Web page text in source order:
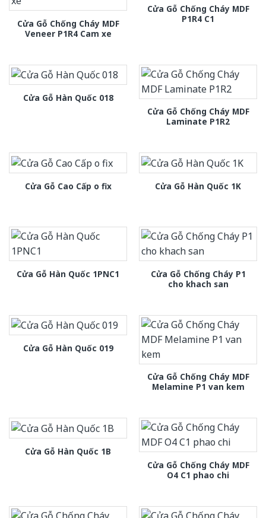
Cửa Gỗ Chống Cháy MDF
Veneer P1R4 Cam xe
Cửa Gỗ Chống Cháy MDF
P1R4 C1
Cửa Gỗ Hàn Quốc 018
Cửa Gỗ Chống Cháy MDF
Laminate P1R2
Cửa Gỗ Cao Cấp o fix Cửa Gỗ Hàn Quốc 1K
Cửa Gỗ Hàn Quốc 1PNC1
Cửa Gỗ Chống Cháy P1
cho khach san
Cửa Gỗ Hàn Quốc 019
Cửa Gỗ Chống Cháy MDF
Melamine P1 van kem
Cửa Gỗ Hàn Quốc 1B
Cửa Gỗ Chống Cháy MDF
O4 C1 phao chi